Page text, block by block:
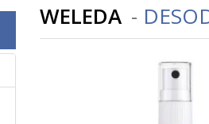
WELEDA -